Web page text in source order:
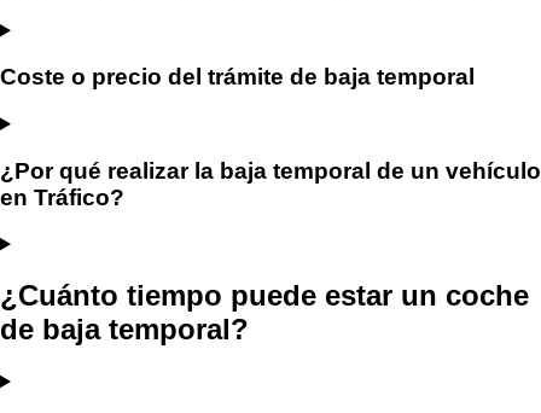
Coste o precio del trámite de baja temporal
¿Por qué realizar la baja temporal de un vehículo
en Tráfico?
¿Cuánto tiempo puede estar un coche
de baja temporal?